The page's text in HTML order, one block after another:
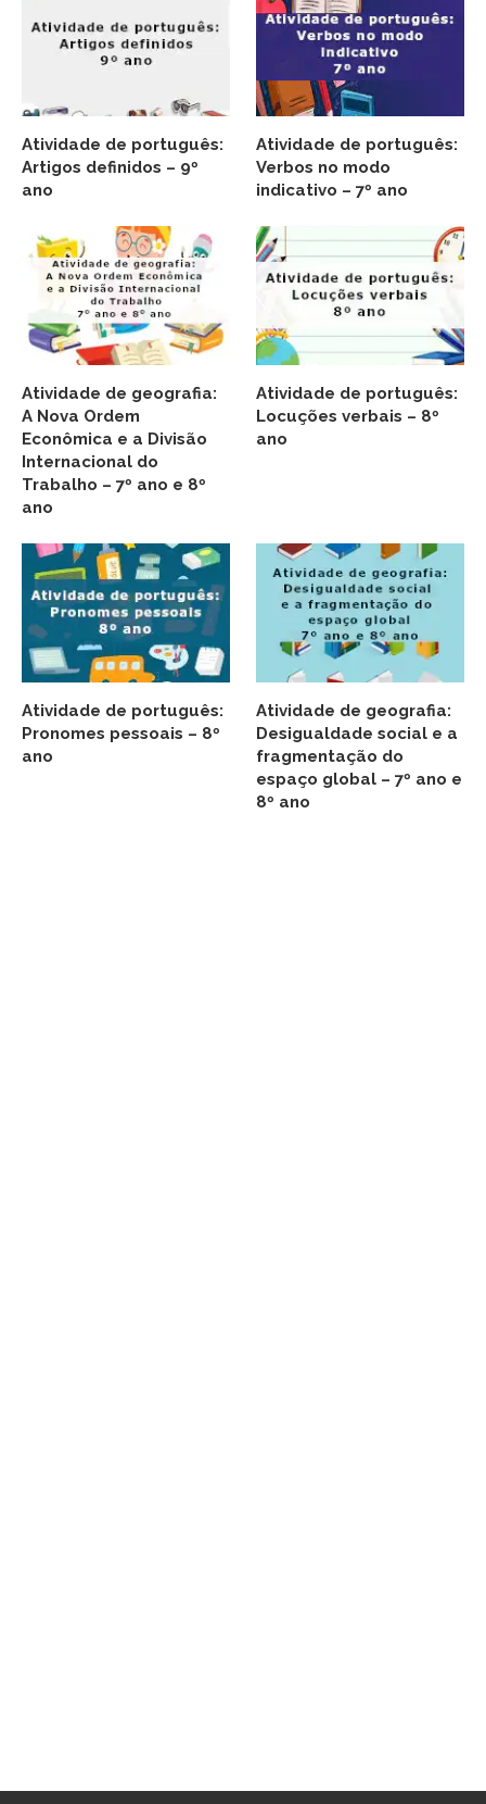
Atividade de português:
Artigos definidos – 9º
ano
Atividade de português:
Verbos no modo
indicativo – 7º ano
Atividade de geografia:
A Nova Ordem
Econômica e a Divisão
Internacional do
Trabalho – 7º ano e 8º
ano
Atividade de português:
Locuções verbais – 8º
ano
Atividade de português:
Pronomes pessoais – 8º
ano
Atividade de geografia:
Desigualdade social e a
fragmentação do
espaço global – 7º ano e
8º ano